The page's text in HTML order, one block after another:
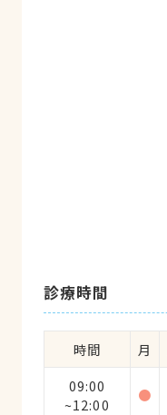
診療時間
時間 月
09:00
~12:00
●